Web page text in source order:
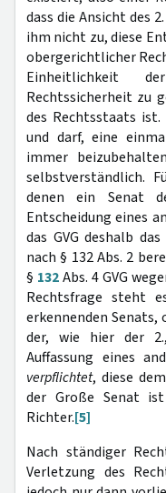
dass die Ansicht des
ihm nicht zu, diese
obergerichtlicher
Einheitlichkeit
Rechtssicherheit zu
des Rechtsstaats
und darf, eine
immer
selbstverständlich.
denen ein Senat
Entscheidung eines
das GVG deshalb
nach § 132 Abs. 2
§ 132Abs. 4 GVG
Rechtsfrage steht
erkennenden Senats,
der, wie hier der
Auffassung eines
verpflichtet, diese
der Große Senat
Richter.[5]
Nach ständiger
Verletzung des